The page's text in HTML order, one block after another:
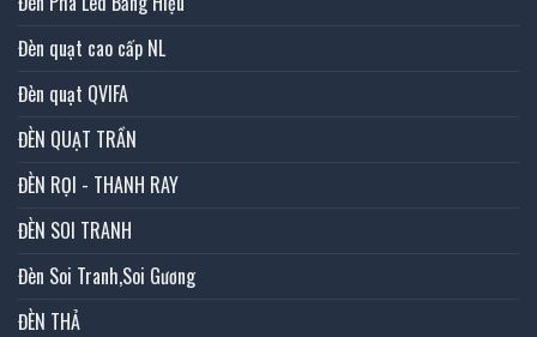
Đèn quạt cao cấp NL
Đèn quạt QVIFA
ĐÈN QUẠT TRẦN
ĐÈN RỌI - THANH RAY
ĐÈN SOI TRANH
Đèn Soi Tranh,Soi Gương
ĐÈN THẢ